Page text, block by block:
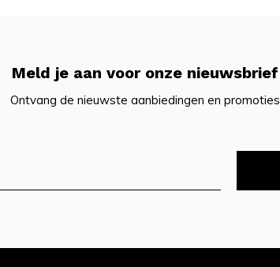
Meld je aan voor onze nieuwsbrief
Ontvang de nieuwste aanbiedingen en promoties